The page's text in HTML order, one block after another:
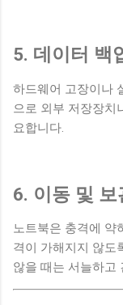
5. 데이터 백
하드웨어 고장이나
으로 외부 저장장치
요합니다.
6. 이동 및 보
노트북은 충격에 약
격이 가해지지 않도
않을 때는 서늘하고